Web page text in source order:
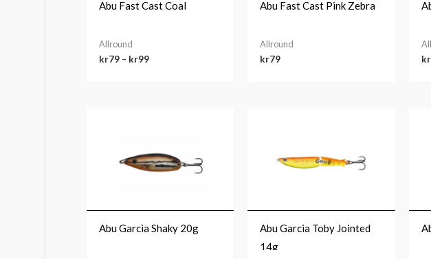
Abu Fast Cast Coal
Allround
kr79 – kr99
Abu Fast Cast Pink Zebra
Allround
kr79
kr
Abu Garcia Shaky 20g
Abu Garcia Toby Jointed
14g